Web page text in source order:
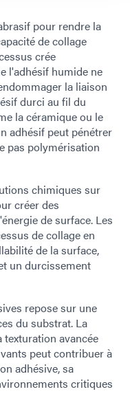
pour rendre la
de collage
crée
l'adhésif humide ne
la liaison
durci au fil du
la céramique ou le
adhésif peut pénétrer
pas polymérisation
chimiques sur
créer des
de surface. Les
de collage en
de la surface,
un durcissement
repose sur une
du substrat. La
avancée
peut contribuer à
adhésive, sa
critiques